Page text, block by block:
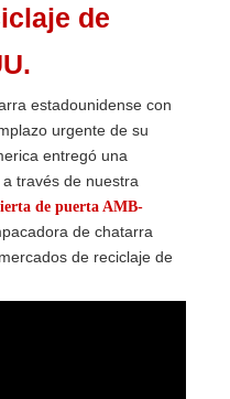
de
estadounidense con
urgente de su
entregó una
través de nuestra
de puerta AMB-
de chatarra
de reciclaje de